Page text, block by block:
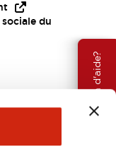
Besoin d'aide?
du